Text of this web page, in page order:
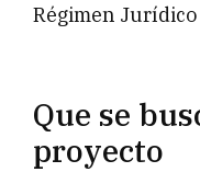
Régimen
Que se
proyecto